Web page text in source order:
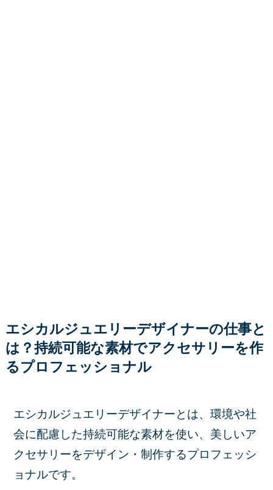
エシカルジュエリーデザイナーの仕事と
は？持続可能な素材でアクセサリーを作
るプロフェッショナル
エシカルジュエリーデザイナーとは、環境や社
会に配慮した持続可能な素材を使い、美しいア
クセサリーをデザイン・制作するプロフェッシ
ョナルです。